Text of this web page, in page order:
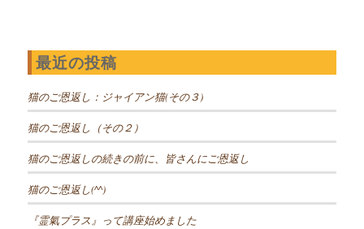
最近の投稿
猫のご恩返し：ジャイアン猫(その３)
猫のご恩返し（その２）
猫のご恩返しの続きの前に、皆さんにご恩返し
猫のご恩返し(^^)
『霊氣プラス』って講座始めました